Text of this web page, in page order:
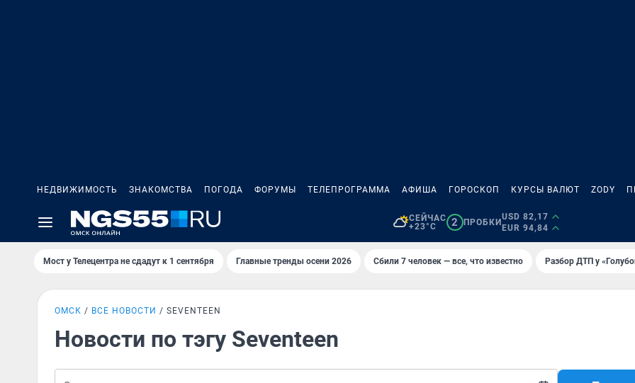
НЕДВИЖИМОСТЬ ЗНАКОМСТВА ПОГОДА ФОРУМЫ ТЕЛЕПРОГРАММА АФИША ГОРОСКОП КУРСЫ ВАЛЮТ ZODY
СЕЙЧАС
+23°C
2 ПРОБКИ
USD 82,17
EUR 94,84
Мост у Телецентра не сдадут к 1 сентября Главные тренды осени 2026 Сбили 7 человек — все, что известно Разбор ДТП у
ОМСК ВСЕ НОВОСТИ SEVENTEEN
Новости по тэгу Seventeen